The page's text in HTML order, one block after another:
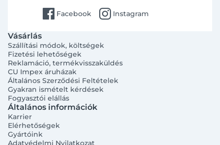
facebook Facebook instagram Instagram
Vásárlás
Szállítási módok, költségek
Fizetési lehetőségek
Reklamáció, termékvisszaküldés
CU Impex áruházak
Általános Szerződési Feltételek
Gyakran ismételt kérdések
Fogyasztói elállás
Általános információk
Karrier
Elérhetőségek
Gyártóink
Adatvédelmi Nyilatkozat